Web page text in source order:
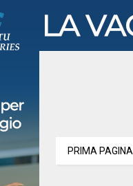
PRIMA PAGINA